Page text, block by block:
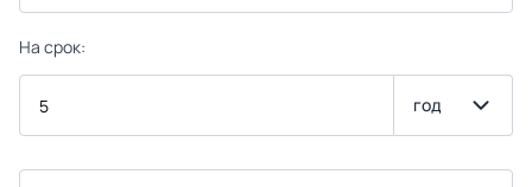
На срок:
год